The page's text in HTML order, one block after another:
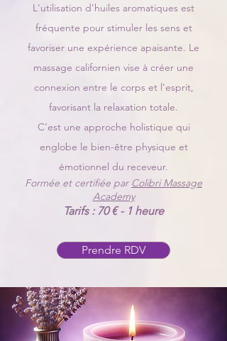
L'utilisation d'huiles aromatiques est
fréquente pour stimuler les sens et
favoriser une expérience apaisante. Le
massage californien vise à créer une
connexion entre le corps et l'esprit,
favorisant la relaxation totale.
C'est une approche holistique qui
englobe le bien-être physique et
émotionnel du receveur.
Formée et certifiée par Colibri Massage
Academy
Tarifs : 70 € - 1 heure
Prendre RDV